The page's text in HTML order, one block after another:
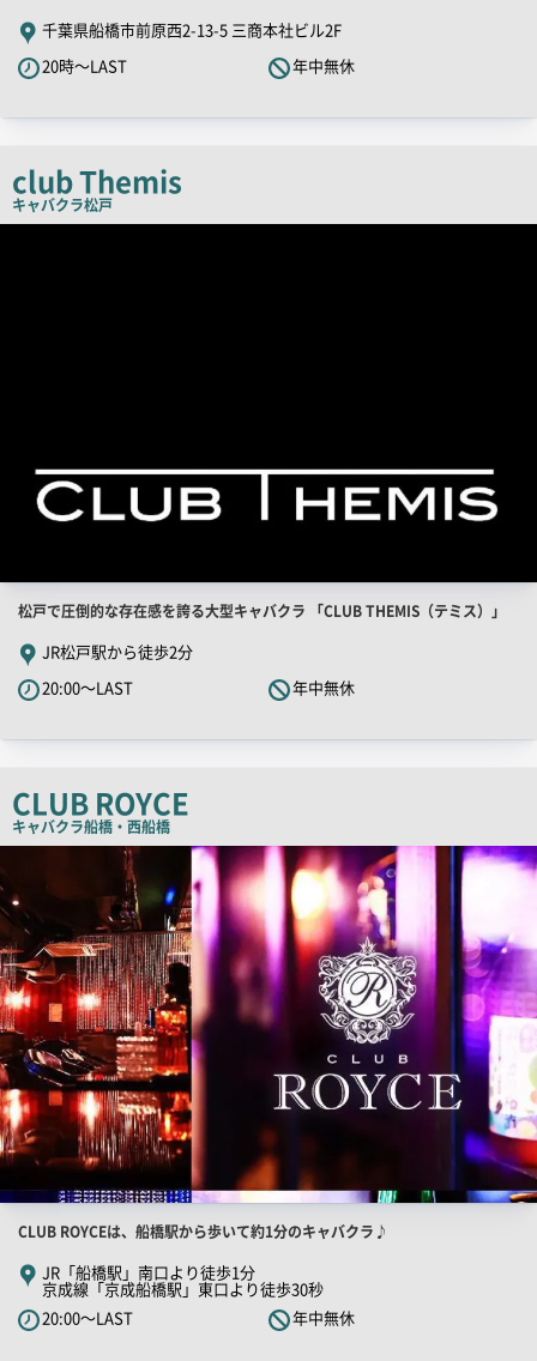
舗
PR
キ
コ
ピ
千葉県船橋市前原西2-13-5 三商本社ビル2F
20時～LAST
年中無休
club Themis
キャバクラ松戸
店
店
舗
PR
キ
コ
ピ
松戸で圧倒的な存在感を誇る大型キャバクラ 「CLUB THEMIS（テミス）」
JR松戸駅から徒歩2分
20:00～LAST
年中無休
CLUB ROYCE
キャバクラ船橋・西船橋
店
舗
PR
画
像
店
舗
PR
キ
CLUB ROYCEは、船橋駅から歩いて約1分のキャバクラ♪
JR「船橋駅」南口より徒歩1分
京成線「京成船橋駅」東口より徒歩30秒
20:00～LAST
年中無休